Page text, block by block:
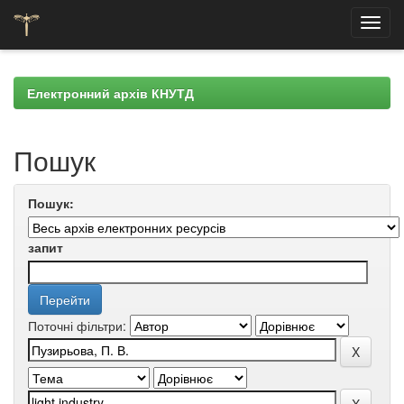
navigationЕлектронний архів КНУТД
Пошук
Пошук:
запит
Поточні фільтри: